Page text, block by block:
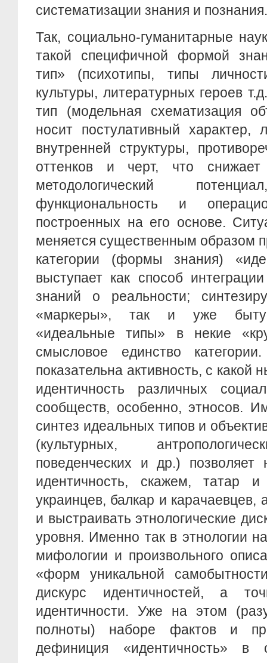
систематизации знания и познания.
Так, социально-гуманитарные
такой специфичной формой
тип» (психотипы, типы
культуры, литературных героев
тип (модельная схематизация
носит постулативный характер,
внутренней структуры,
оттенков и черт, что
методологический
функциональность и
построенных на его основе.
меняется существенным образом
категории (формы знания)
выступает как способ
знаний о реальности;
«маркеры», так и уже
«идеальные типы» в некие
смысловое единство
показательна активность, с какой
идентичность различных
сообществ, особенно, этносов.
синтез идеальных типов и
(культурных,
поведенческих и др.) позволяет
идентичность, скажем, татар
украинцев, балкар и карачаевцев,
и выстраивать этнологические
уровня. Именно так в этнологии
мифологии и произвольного
«форм уникальной
дискурс идентичностей, а
идентичности. Уже на этом
полноты) наборе фактов и
дефиниция «идентичность» в